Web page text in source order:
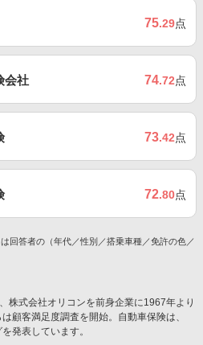
75.29点
会社 74.72点
73.42点
72.80点
回答者の（年代／性別／搭乗車種／免許の色／
株式会社オリコンを前身企業に1967年より
顧客満足度調査を開始。自動車保険は、
発表しています。